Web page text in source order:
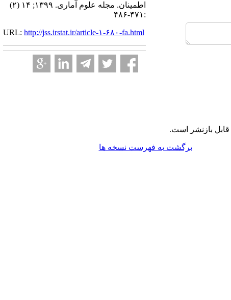
اطمینان. مجله علوم آماری. ۱۳۹۹; ۱۴ (۲)
:۴۷۱-۴۸۶
URL: http://jss.irstat.ir/article-۱-۶۸۰-fa.html
قابل بازنشر است.
برگشت به فهرست نسخه ها